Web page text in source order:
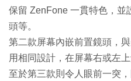
保留 ZenFone 一貫特色，並
頭等。
第二款屏幕內嵌前置鏡頭，
用相同設計，在屏幕右或左
至於第三款則令人眼前一突